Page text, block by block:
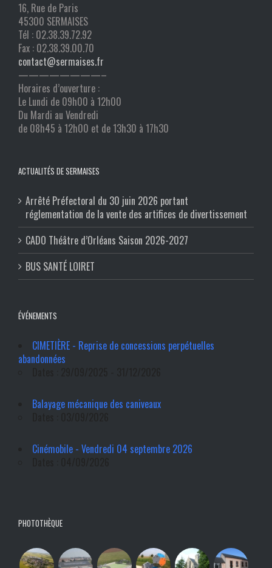
16, Rue de Paris
45300 SERMAISES
Tél : 02.38.39.72.92
Fax : 02.38.39.00.70
contact@sermaises.fr
————————–
Horaires d’ouverture :
Le Lundi de 09h00 à 12h00
Du Mardi au Vendredi
de 08h45 à 12h00 et de 13h30 à 17h30
ACTUALITÉS DE SERMAISES
Arrêté Préfectoral du 30 juin 2026 portant
réglementation de la vente des artifices de divertissement
CADO Théâtre d’Orléans Saison 2026-2027
BUS SANTÉ LOIRET
ÉVÉNEMENTS
CIMETIÈRE - Reprise de concessions perpétuelles
abandonnées
Balayage mécanique des caniveaux
Cinémobile - Vendredi 04 septembre 2026
PHOTOTHÈQUE